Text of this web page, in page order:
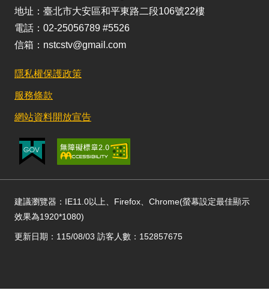
地址：臺北市大安區和平東路二段106號22樓
電話：02-25056789 #5526
信箱：nstcstv@gmail.com
隱私權保護政策
服務條款
網站資料開放宣告
建議瀏覽器：IE11.0以上、Firefox、Chrome(螢幕設定最佳顯示
效果為1920*1080)
更新日期：115/08/03 訪客人數：152857675